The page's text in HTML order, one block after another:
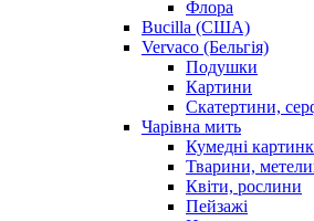
Флора
Bucilla (США)
Vervaco (Бельгія)
Подушки
Картини
Скатертини,
Чарiвна мить
Кумедні
Тварини,
Квіти, рослини
Пейзажі